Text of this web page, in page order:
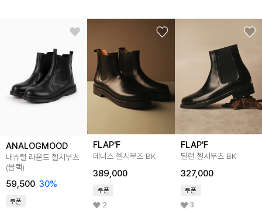
ANALOGMOOD
내츄럴 라운드 첼시부츠
(블랙)
59,500 30%
쿠폰
FLAP'F
데니스 첼시부츠 BK
389,000
쿠폰
2
FLAP'F
딜런 첼시부츠 BK
327,000
쿠폰
3